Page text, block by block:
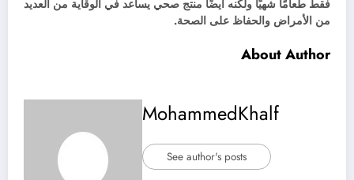
فقط طعامًا شهيًا ولكنه أيضًا منتج صحي يساعد في الوقاية من العديد
من الأمراض والحفاظ على الصحة.
About Author
MohammedKhalf
See author's posts